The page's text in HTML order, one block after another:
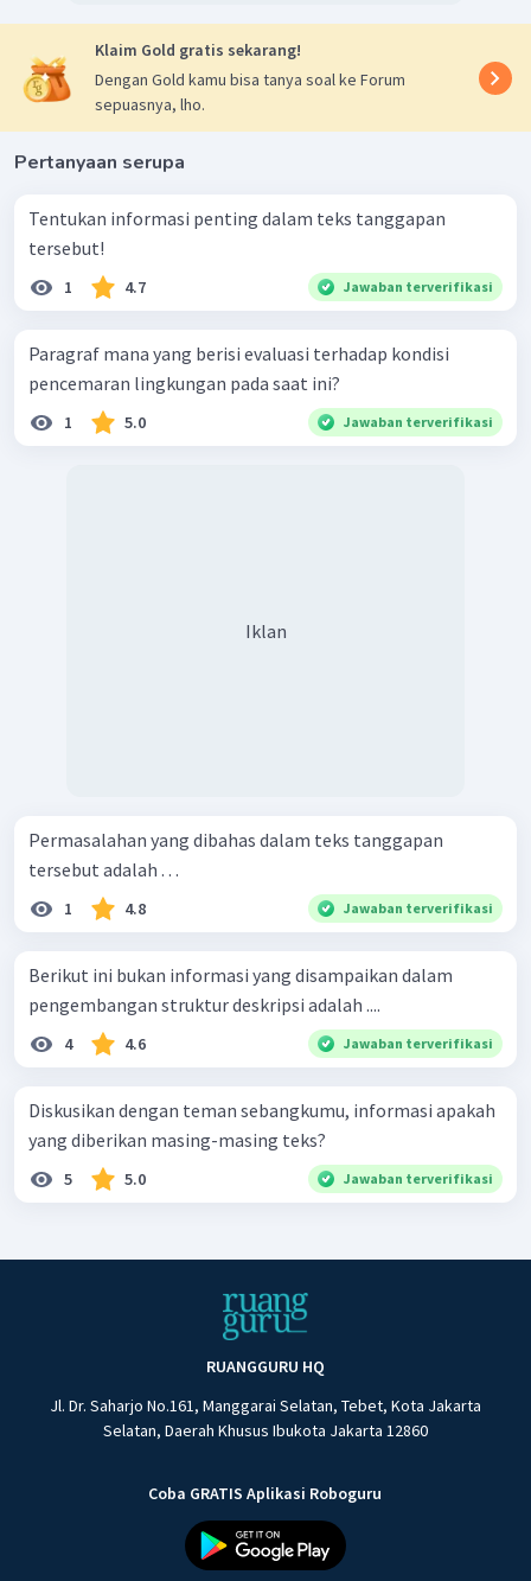
Klaim Gold gratis sekarang!
Dengan Gold kamu bisa tanya soal ke Forum
sepuasnya, lho.
Pertanyaan serupa
Tentukan informasi penting dalam teks tanggapan
tersebut!
1 4.7 Jawaban terverifikasi
Paragraf mana yang berisi evaluasi terhadap kondisi
pencemaran lingkungan pada saat ini?
1 5.0 Jawaban terverifikasi
Iklan
Permasalahan yang dibahas dalam teks tanggapan
tersebut adalah . . .
1 4.8 Jawaban terverifikasi
Berikut ini bukan informasi yang disampaikan dalam
pengembangan struktur deskripsi adalah ....
4 4.6 Jawaban terverifikasi
Diskusikan dengan teman sebangkumu, informasi apakah
yang diberikan masing-masing teks?
5 5.0 Jawaban terverifikasi
RUANGGURU HQ
Jl. Dr. Saharjo No.161, Manggarai Selatan, Tebet, Kota Jakarta
Selatan, Daerah Khusus Ibukota Jakarta 12860
Coba GRATIS Aplikasi Roboguru